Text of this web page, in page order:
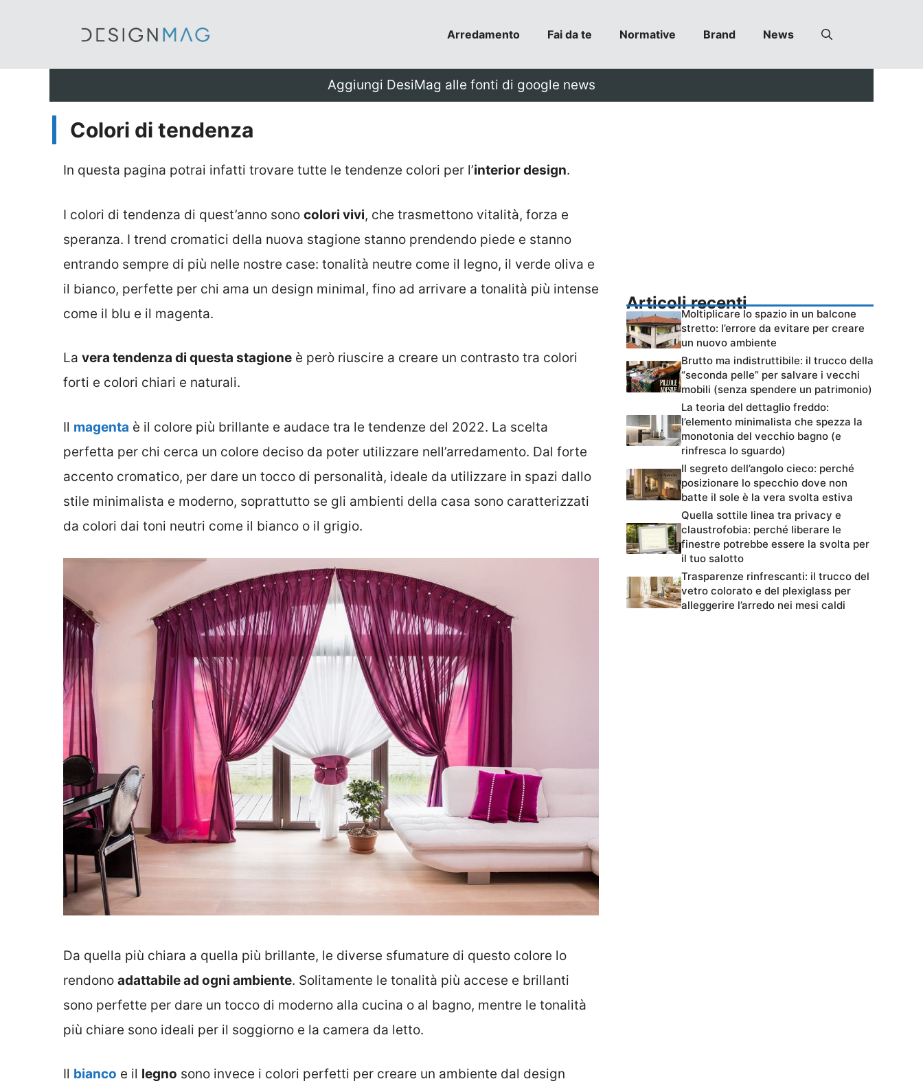
Arredamento Fai da te Normative Brand News
Aggiungi DesiMag alle fonti di google news
Colori di tendenza
In questa pagina potrai infatti trovare tutte le tendenze colori per l’interior design.
I colori di tendenza di quest’anno sono colori vivi, che trasmettono vitalità, forza e
speranza. I trend cromatici della nuova stagione stanno prendendo piede e stanno
entrando sempre di più nelle nostre case: tonalità neutre come il legno, il verde oliva e
il bianco, perfette per chi ama un design minimal, fino ad arrivare a tonalità più intense
come il blu e il magenta.
La vera tendenza di questa stagione è però riuscire a creare un contrasto tra colori
forti e colori chiari e naturali.
Il magenta è il colore più brillante e audace tra le tendenze del 2022. La scelta
perfetta per chi cerca un colore deciso da poter utilizzare nell’arredamento. Dal forte
accento cromatico, per dare un tocco di personalità, ideale da utilizzare in spazi dallo
stile minimalista e moderno, soprattutto se gli ambienti della casa sono caratterizzati
da colori dai toni neutri come il bianco o il grigio.
Da quella più chiara a quella più brillante, le diverse sfumature di questo colore lo
rendono adattabile ad ogni ambiente. Solitamente le tonalità più accese e brillanti
sono perfette per dare un tocco di moderno alla cucina o al bagno, mentre le tonalità
più chiare sono ideali per il soggiorno e la camera da letto.
Il bianco e il legno sono invece i colori perfetti per creare un ambiente dal design
Articoli recenti
Moltiplicare lo spazio in un balcone
stretto: l’errore da evitare per creare
un nuovo ambiente
Brutto ma indistruttibile: il trucco della
“seconda pelle” per salvare i vecchi
mobili (senza spendere un patrimonio)
La teoria del dettaglio freddo:
l’elemento minimalista che spezza la
monotonia del vecchio bagno (e
rinfresca lo sguardo)
Il segreto dell’angolo cieco: perché
posizionare lo specchio dove non
batte il sole è la vera svolta estiva
Quella sottile linea tra privacy e
claustrofobia: perché liberare le
finestre potrebbe essere la svolta per
il tuo salotto
Trasparenze rinfrescanti: il trucco del
vetro colorato e del plexiglass per
alleggerire l’arredo nei mesi caldi